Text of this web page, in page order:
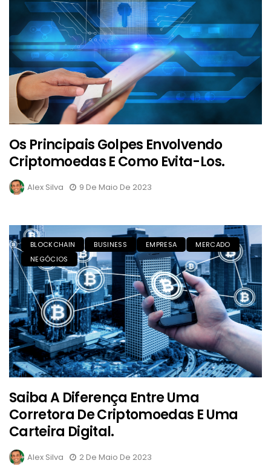
Os Principais Golpes Envolvendo
Criptomoedas E Como Evita-Los.
Alex Silva 9 De Maio De 2023
BLOCKCHAIN BUSINESS EMPRESA
MERCADO
NEGÓCIOS
Saiba A Diferença Entre Uma
Corretora De Criptomoedas E Uma
Carteira Digital.
Alex Silva 2 De Maio De 2023